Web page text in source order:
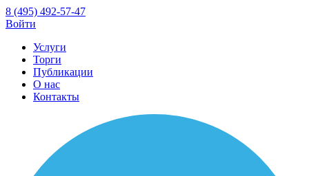
8 (495) 492-57-47
Войти
Услуги
Торги
Публикации
О нас
Контакты